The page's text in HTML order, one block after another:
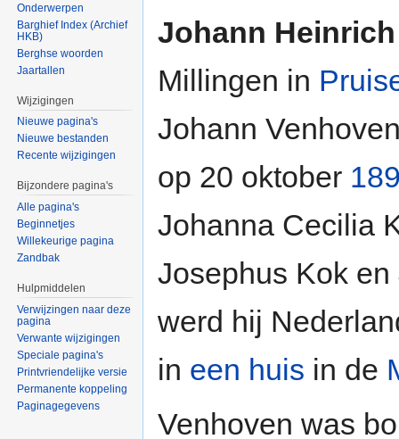
Johann
Millingen in
Johann
op 20 oktober
Johanna Cecilia
Josephus Kok
werd hij
in een huis in de
Venhoven was
Onderwerpen
Barghief Index (Archief
HKB)
Berghse woorden
Jaartallen
Wijzigingen
Nieuwe pagina's
Nieuwe bestanden
Recente wijzigingen
Bijzondere pagina's
Alle pagina's
Beginnetjes
Willekeurige pagina
Zandbak
Hulpmiddelen
Verwijzingen naar deze
pagina
Verwante wijzigingen
Speciale pagina's
Printvriendelijke versie
Permanente koppeling
Paginagegevens